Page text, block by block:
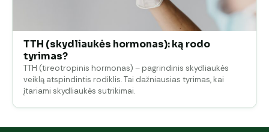
TTH (skydliaukės hormonas): ką rodo
tyrimas?
TTH (tireotropinis hormonas) – pagrindinis skydliaukės
veiklą atspindintis rodiklis. Tai dažniausias tyrimas, kai
įtariami skydliaukės sutrikimai.